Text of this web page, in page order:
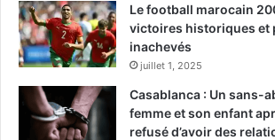
Le football marocain
victoires historiques et
inachevés
juillet 1, 2025
Casablanca : Un sans-
femme et son enfant
refusé d’avoir des